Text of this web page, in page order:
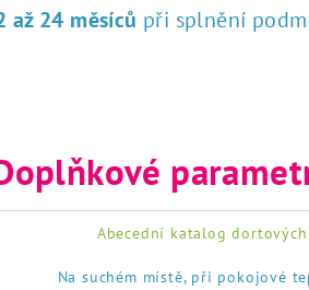
až 24 měsíců při splnění
Abecední katalog
Na suchém místě, při pokojové